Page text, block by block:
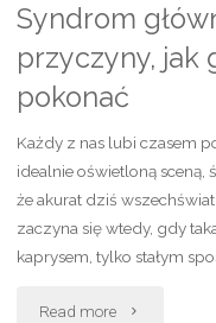
zapuszczaniu
włosów
–
cięcia,
które
Syndrom
przyczyny, jak
pokonać
Każdy z nas lubi czasem
idealnie oświetloną sceną,
że akurat dziś
zaczyna się wtedy, gdy
kaprysem, tylko stałym
Read more "Syndrom